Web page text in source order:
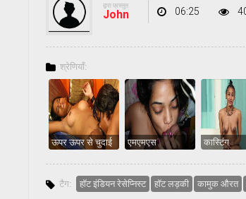
द्वारा प्रस्तुत
John 06:25
श्रेणियाँ:
ऊपर ऊपर से चुदाई एमएमएस कास्टिंग
टैग: हॉट इंडियन रेसेप्निस्ट हॉट लड़की कामुक औरत